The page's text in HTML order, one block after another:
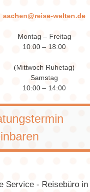
aachen@reise-welten.de
Montag – Freitag
10:00 – 18:00
(Mittwoch Ruhetag)
Samstag
10:00 – 14:00
Service - Reisebüro in